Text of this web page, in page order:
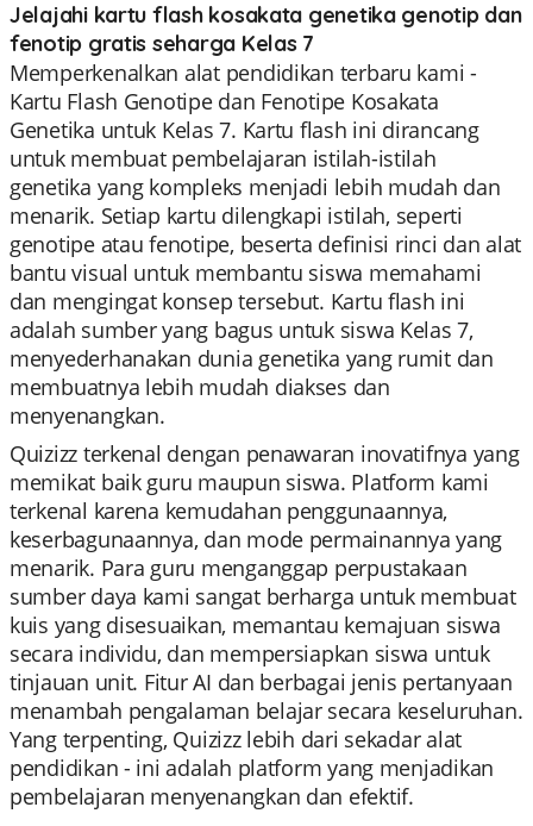
Jelajahi kartu flash kosakata genetika genotip dan
fenotip gratis seharga Kelas 7
Memperkenalkan alat pendidikan terbaru kami -
Kartu Flash Genotipe dan Fenotipe Kosakata
Genetika untuk Kelas 7. Kartu flash ini dirancang
untuk membuat pembelajaran istilah-istilah
genetika yang kompleks menjadi lebih mudah dan
menarik. Setiap kartu dilengkapi istilah, seperti
genotipe atau fenotipe, beserta definisi rinci dan alat
bantu visual untuk membantu siswa memahami
dan mengingat konsep tersebut. Kartu flash ini
adalah sumber yang bagus untuk siswa Kelas 7,
menyederhanakan dunia genetika yang rumit dan
membuatnya lebih mudah diakses dan
menyenangkan.
Quizizz terkenal dengan penawaran inovatifnya yang
memikat baik guru maupun siswa. Platform kami
terkenal karena kemudahan penggunaannya,
keserbagunaannya, dan mode permainannya yang
menarik. Para guru menganggap perpustakaan
sumber daya kami sangat berharga untuk membuat
kuis yang disesuaikan, memantau kemajuan siswa
secara individu, dan mempersiapkan siswa untuk
tinjauan unit. Fitur AI dan berbagai jenis pertanyaan
menambah pengalaman belajar secara keseluruhan.
Yang terpenting, Quizizz lebih dari sekadar alat
pendidikan - ini adalah platform yang menjadikan
pembelajaran menyenangkan dan efektif.